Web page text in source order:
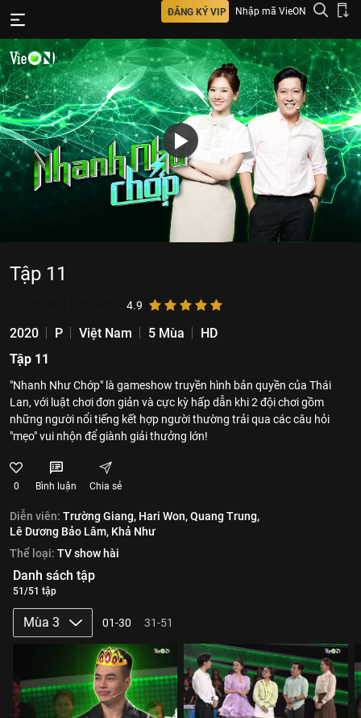
ĐĂNG KÝ VIP Nhập mã VieON
Tập 11
4.9
2020 P Việt Nam 5 Mùa
HD
Tập 11
"Nhanh Như Chớp" là gameshow truyền hình bản quyền của Thái
Lan, với luật chơi đơn giản và cực kỳ hấp dẫn khi 2 đội chơi gồm
những người nổi tiếng kết hợp người thường trải qua các câu hỏi
"mẹo" vui nhộn để giành giải thưởng lớn!
0 Bình luận Chia sẻ
Diễn viên: Trường Giang, Hari Won,Quang Trung,
Lê Dương Bảo Lâm, Khả Như
Thể loại: TV show hài
Danh sách tập
51/51 tập
Mùa 3 01-30 31-51